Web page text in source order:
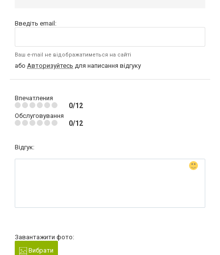
Введіть email:
Ваш e-mail не відображатиметься на сайті
або Авторизуйтесь для написання відгуку
Впечатления
0/12
Обслуговування
0/12
Відгук:
Завантажити фото:
Вибрати